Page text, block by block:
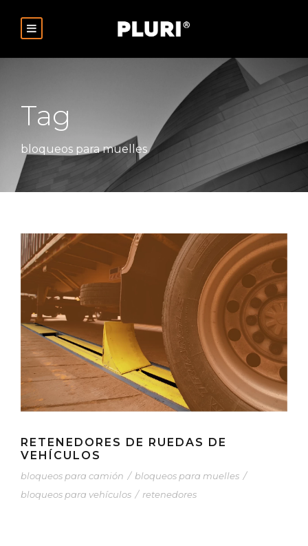
Tag
bloqueos para muelles
RETENEDORES DE RUEDAS DE
VEHÍCULOS
bloqueos para camión / bloqueos para muelles /
bloqueos para vehículos / retenedores